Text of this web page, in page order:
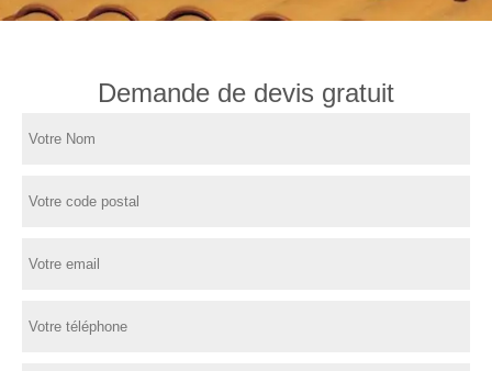
Demande de devis gratuit